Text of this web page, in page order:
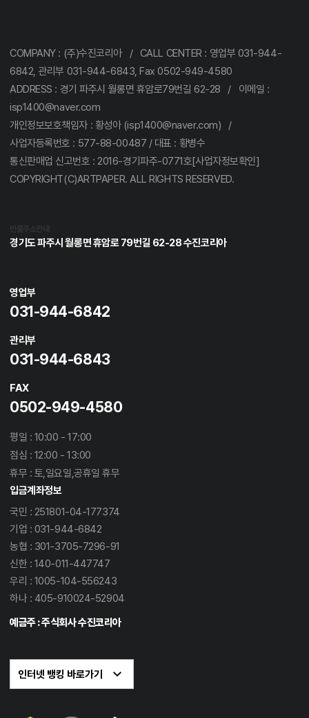
COMPANY : (주)수진코리아 / CALL CENTER : 영업부 031-944-
6842, 관리부 031-944-6843, Fax 0502-949-4580
ADDRESS : 경기 파주시 월롱면 휴암로79번길 62-28 / 이메일 :
isp1400@naver.com
개인정보보호책임자 : 황성아 (isp1400@naver.com) /
사업자등록번호 : 577-88-00487 / 대표 : 황병수
통신판매업 신고번호 : 2016-경기파주-0771호[사업자정보확인]
COPYRIGHT(C)ARTPAPER. ALL RIGHTS RESERVED.
경기도 파주시 월롱면 휴암로 79번길 62-28 수진코리아
영업부
031-944-6842
관리부
031-944-6843
FAX
0502-949-4580
평일 : 10:00 - 17:00
점심 : 12:00 - 13:00
휴무 : 토,일요일,공휴일 휴무
입금계좌정보
국민 : 251801-04-177374
기업 : 031-944-6842
농협 : 301-3705-7296-91
신한 : 140-011-447747
우리 : 1005-104-556243
하나 : 405-910024-52904
예금주 : 주식회사 수진코리아